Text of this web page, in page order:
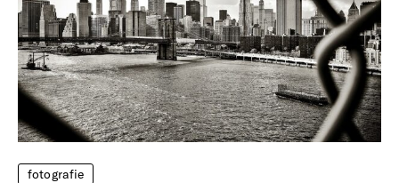
fotografie